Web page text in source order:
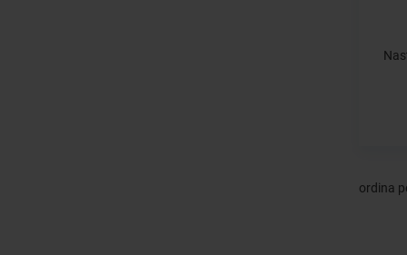
ordina